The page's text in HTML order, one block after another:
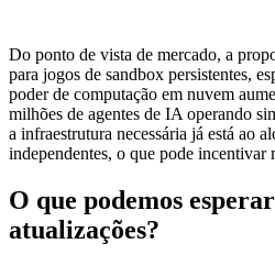
Do ponto de vista de mercado, a
para jogos de sandbox persistentes,
poder de computação em nuvem
milhões de agentes de IA operando
a infraestrutura necessária já está ao
independentes, o que pode incentivar
O que podemos
atualizações?